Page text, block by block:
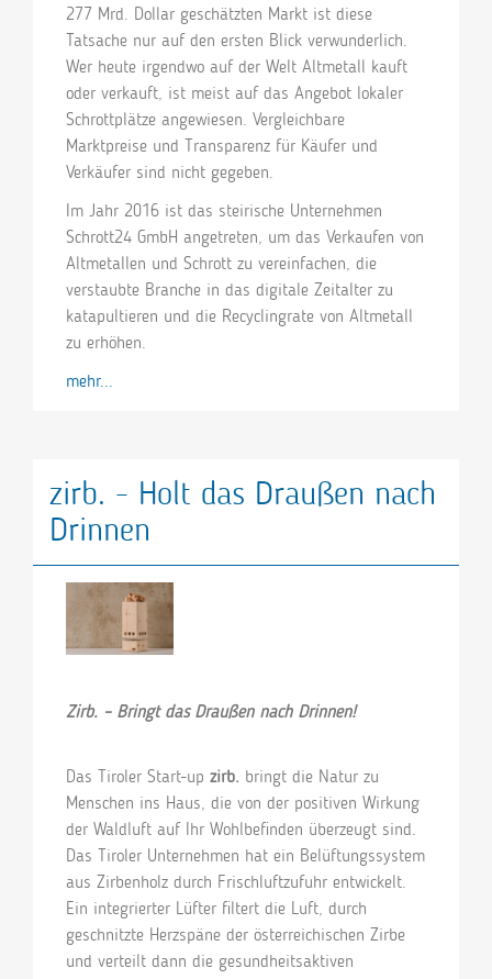
277 Mrd. Dollar geschätzten Markt ist diese
Tatsache nur auf den ersten Blick verwunderlich.
Wer heute irgendwo auf der Welt Altmetall kauft
oder verkauft, ist meist auf das Angebot lokaler
Schrottplätze angewiesen. Vergleichbare
Marktpreise und Transparenz für Käufer und
Verkäufer sind nicht gegeben.
Im Jahr 2016 ist das steirische Unternehmen
Schrott24 GmbH angetreten, um das Verkaufen von
Altmetallen und Schrott zu vereinfachen, die
verstaubte Branche in das digitale Zeitalter zu
katapultieren und die Recyclingrate von Altmetall
zu erhöhen.
mehr...
zirb. - Holt das Draußen nach
Drinnen
Zirb. – Bringt das Draußen nach Drinnen!
Das Tiroler Start-up zirb. bringt die Natur zu
Menschen ins Haus, die von der positiven Wirkung
der Waldluft auf Ihr Wohlbefinden überzeugt sind.
Das Tiroler Unternehmen hat ein Belüftungssystem
aus Zirbenholz durch Frischluftzufuhr entwickelt.
Ein integrierter Lüfter filtert die Luft, durch
geschnitzte Herzspäne der österreichischen Zirbe
und verteilt dann die gesundheitsaktiven